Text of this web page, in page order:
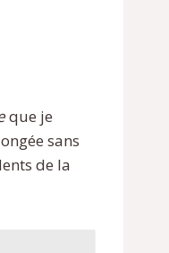
que je
sans
de la